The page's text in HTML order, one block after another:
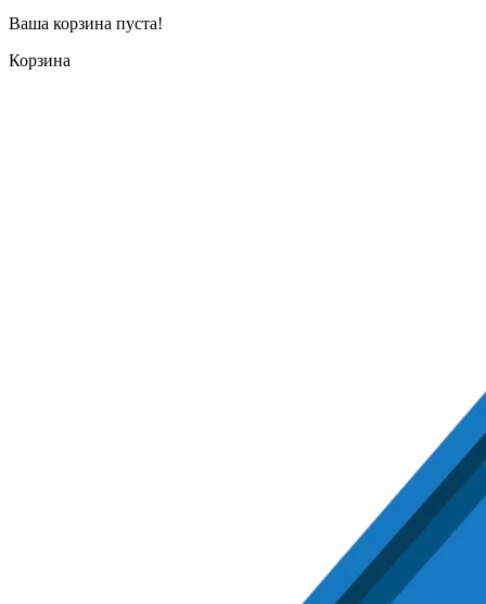
Ваша корзина пуста!
Корзина